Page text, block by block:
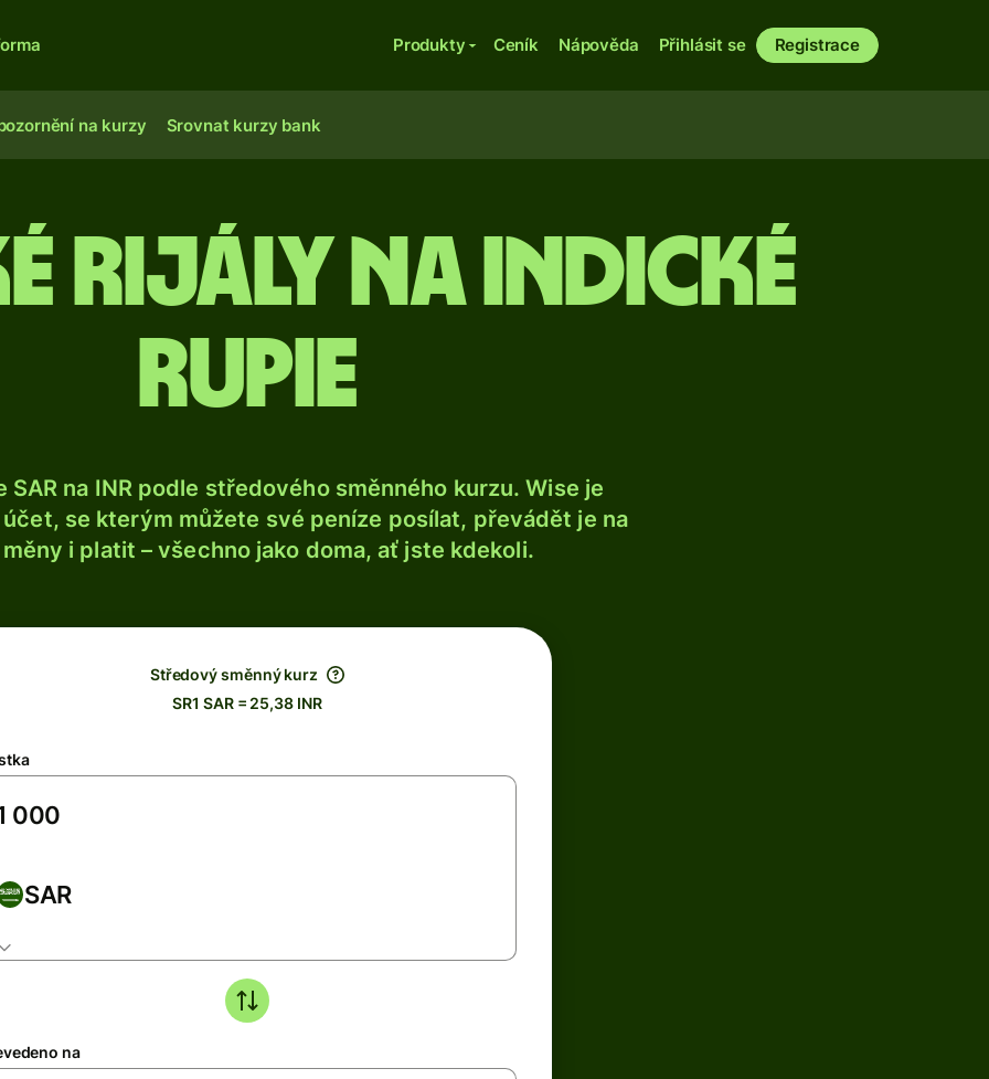
Produkty Ceník Nápověda Přihlásit se Registrace
na kurzy Srovnat kurzy bank
rijály na indické
rupie
SAR na INR podle středového směnného kurzu. Wise je
se kterým můžete své peníze posílat, převádět je na
i platit – všechno jako doma, ať jste kdekoli.
Středový směnný kurz
SR1 SAR = 25,38 INR
SAR
na